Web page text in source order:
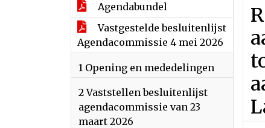
Agendabundel
Vastgestelde besluitenlijst
Agendacommissie 4 mei 2026
1 Opening en mededelingen
2 Vaststellen besluitenlijst
agendacommissie van 23
maart 2026